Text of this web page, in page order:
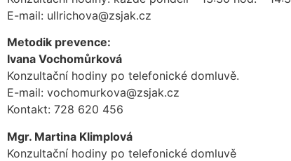
E-mail: ullrichova@zsjak.cz
Metodik prevence:
Ivana Vochomůrková
Konzultační hodiny po telefonické domluvě.
E-mail: vochomurkova@zsjak.cz
Kontakt: 728 620 456
Mgr. Martina Klimplová
Konzultační hodiny po telefonické domluvě